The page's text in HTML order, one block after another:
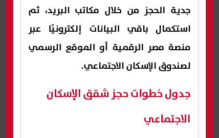
جدية الحجز من خلال مكاتب البريد، ثم
استكمال باقي البيانات إلكترونيًا عبر
منصة مصر الرقمية أو الموقع الرسمي
لصندوق الإسكان الاجتماعي.
جدول خطوات حجز شقق الإسكان
الاجتماعي